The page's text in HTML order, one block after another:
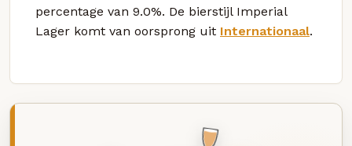
percentage van 9.0%. De bierstijl Imperial
Lager komt van oorsprong uit Internationaal.